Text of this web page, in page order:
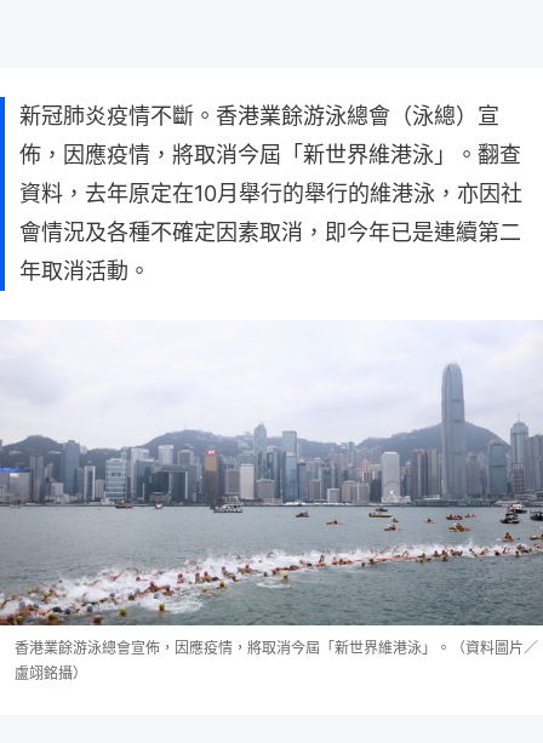
新冠肺炎疫情不斷。香港業餘游泳總會（泳總）宣
佈，因應疫情，將取消今屆「新世界維港泳」。翻查
資料，去年原定在10月舉行的舉行的維港泳，亦因社
會情況及各種不確定因素取消，即今年已是連續第二
年取消活動。
香港業餘游泳總會宣佈，因應疫情，將取消今屆「新世界維港泳」。（資料圖片／
盧翊銘攝）